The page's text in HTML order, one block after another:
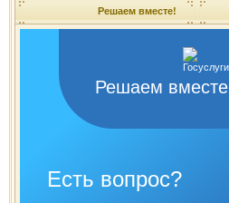
Решаем вместе!
Решаем вместе
Есть вопрос?